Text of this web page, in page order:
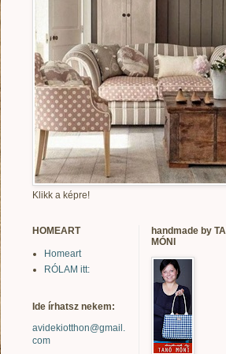
Klikk a képre!
HOMEART
Homeart
RÓLAM itt:
Ide írhatsz nekem:
avidekiotthon@gmail.
com
handmade by
MÓNI